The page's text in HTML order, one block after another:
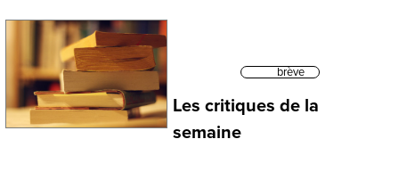
brève
Les critiques de la
semaine